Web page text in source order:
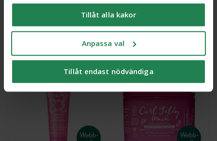
komma att behandlas genom kakor, eftersom vi bl. a.
säljer integritetskänsliga produkter som receptfria
läkemedel och produkter relaterade till hälsostatus
och sex. När du samtycker till kakor samtycker du
också till att känsliga personuppgifter kan behandlas
för samma ändamål.
Du kan ändra/dra tillbaka ditt samtycke och läsa mer
om vilka kakor vi använder under ’Anpassa val’. Läs
mer om kakorhär.
Tillåt alla kakor
Anpassa val
Tillåt endast nödvändiga
Defining Mousse, 125 ml
299 kr
Hair Mask, 200 ml
319 kr
25% online